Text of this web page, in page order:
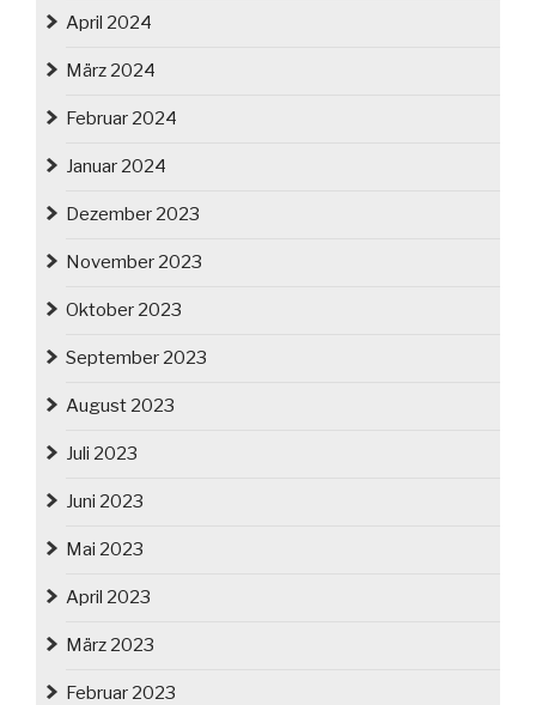
April 2024
März 2024
Februar 2024
Januar 2024
Dezember 2023
November 2023
Oktober 2023
September 2023
August 2023
Juli 2023
Juni 2023
Mai 2023
April 2023
März 2023
Februar 2023